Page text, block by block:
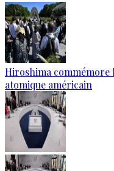
Hiroshima commémore
atomique américain